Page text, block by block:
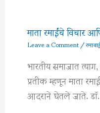
माता रमाईंचे विचार
Leave a Comment/
भारतीय समाजात
प्रतीक म्हणून माता
आदराने घेतले जाते.